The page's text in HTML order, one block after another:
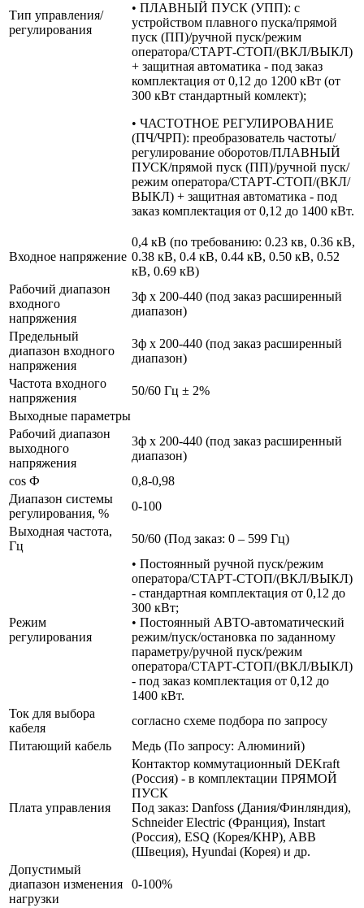
Тип управления/
регулирования
• ПЛАВНЫЙ ПУСК (УПП): с
устройством плавного пуска/прямой
пуск (ПП)/ручной пуск/режим
оператора/СТАРТ-СТОП/(ВКЛ/ВЫКЛ)
+ защитная автоматика - под заказ
комплектация от 0,12 до 1200 кВт (от
300 кВт стандартный комлект);
• ЧАСТОТНОЕ РЕГУЛИРОВАНИЕ
(ПЧ/ЧРП): преобразователь частоты/
регулирование оборотов/ПЛАВНЫЙ
ПУСК/прямой пуск (ПП)/ручной пуск/
режим оператора/СТАРТ-СТОП/(ВКЛ/
ВЫКЛ) + защитная автоматика - под
заказ комплектация от 0,12 до 1400 кВт.
Входное напряжение
0,4 кВ (по требованию: 0.23 кв, 0.36 кВ,
0.38 кВ, 0.4 кВ, 0.44 кВ, 0.50 кВ, 0.52
кВ, 0.69 кВ)
Рабочий диапазон
входного
напряжения
3ф х 200-440 (под заказ расширенный
диапазон)
Предельный
диапазон входного
напряжения
3ф х 200-440 (под заказ расширенный
диапазон)
Частота входного
напряжения
50/60 Гц ± 2%
Выходные параметры
Рабочий диапазон
выходного
напряжения
3ф х 200-440 (под заказ расширенный
диапазон)
cos Ф
0,8-0,98
Диапазон системы
регулирования, %
0-100
Выходная частота,
Гц
50/60 (Под заказ: 0 – 599 Гц)
Режим
регулирования
• Постоянный ручной пуск/режим
оператора/СТАРТ-СТОП/(ВКЛ/ВЫКЛ)
- стандартная комплектация от 0,12 до
300 кВт;
• Постоянный АВТО-автоматический
режим/пуск/остановка по заданному
параметру/ручной пуск/режим
оператора/СТАРТ-СТОП/(ВКЛ/ВЫКЛ)
- под заказ комплектация от 0,12 до
1400 кВт.
Ток для выбора
кабеля
согласно схеме подбора по запросу
Питающий кабель
Медь (По запросу: Алюминий)
Плата управления
Контактор коммутационный DEKraft
(Россия) - в комплектации ПРЯМОЙ
ПУСК
Под заказ: Danfoss (Дания/Финляндия),
Schneider Electric (Франция), Instart
(Россия), ESQ (Корея/КНР), ABB
(Швеция), Hyundai (Корея) и др.
Допустимый
диапазон изменения
нагрузки
0-100%